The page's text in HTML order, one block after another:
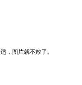
，图片就不放了。